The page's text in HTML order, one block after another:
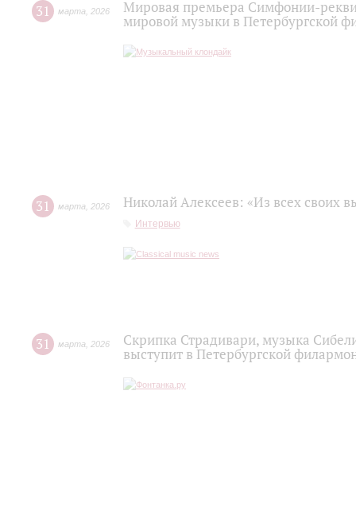
31 марта 2026
Мировая премьера Симфонии-
мировой музыки в Петербургской
31 марта 2026 Николай Алексеев: «Из всех своих
Интервью
31 марта 2026
Скрипка Страдивари, музыка
выступит в Петербургской